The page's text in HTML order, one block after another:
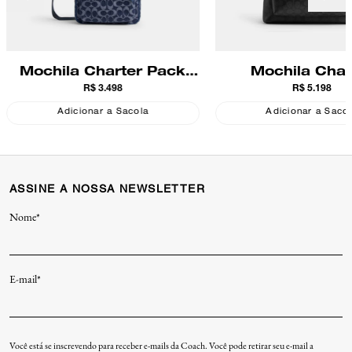
Mochila Charter Pack
Signature Denim Coach
R$ 3.498
Adicionar a Sacola
Mochila
Signature
R$ 5.198
Adicionar a
ASSINE A NOSSA NEWSLETTER
Nome*
E-mail*
Você está se inscrevendo para receber e-mails da Coach. Você pode retirar seu e-mail a